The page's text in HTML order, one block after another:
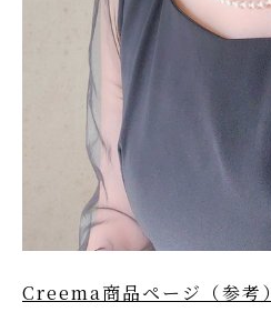
Creema商品ページ（参考）